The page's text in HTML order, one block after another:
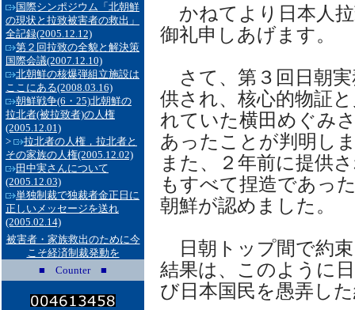
国際シンポジウム「北朝鮮
の現状と拉致被害者の救出」
全記録(2005.12.12)
第２回拉致の全貌と解決策
国際会議(2007.12.10)
北朝鮮の核爆弾組立施設は
ここにある(2008.03.16)
朝鮮戦争(6・25)北朝鮮の
拉北者(被拉致者)の人権
(2005.12.01)
>
拉北者の人権，拉北者と
その家族の人権(2005.12.02)
田中実さんについて
(2005.12.03)
単独制裁で独裁者金正日に
正しいメッセージを送れ
(2005.02.14)
被害者・家族救出のために今
こそ経済制裁発動を
■ Counter ■
かねてより日本人
御礼申しあげます。
さて、第３回日朝
供され、核心的物証
れていた横田めぐみ
あったことが判明し
また、２年前に提供
もすべて捏造であっ
朝鮮が認めました。
日朝トップ間で約
結果は、このように
び日本国民を愚弄し